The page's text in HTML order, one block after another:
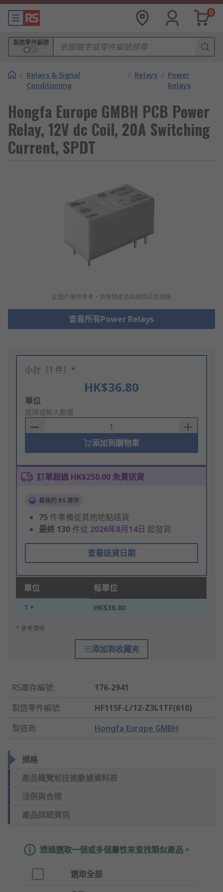
0
製造零件編號
/ Relays & Signal
Conditioning
/ Relays / Power
Relays
Hongfa Europe GMBH PCB Power
Relay, 12V dc Coil, 20A Switching
Current, SPDT
此圖片僅供參考，請參閲產品詳細資訊及規格
查看所有Power Relays
小計（1 件）*
HK$36.80
Add
to
Basket
單位
選擇或輸入數量
添加到購物車
訂單超過 HK$250.00 免費送貨
最後的 RS 庫存
75 件準備從其他地點送貨
最終 130 件從 2026年8月14日 起發貨
查看送貨日期
單位 每單位
1 + HK$36.80
* 參考價格
添加到收藏夾
RS庫存編號:
176-2941
製造零件編號:
HF115F-L/12-Z3L1TF(610)
製造商: Hongfa Europe GMBH
規格
產品概覽和技術數據資料表
法例與合規
產品詳細資訊
透過選取一個或多個屬性來查找類似產品。
選取全部